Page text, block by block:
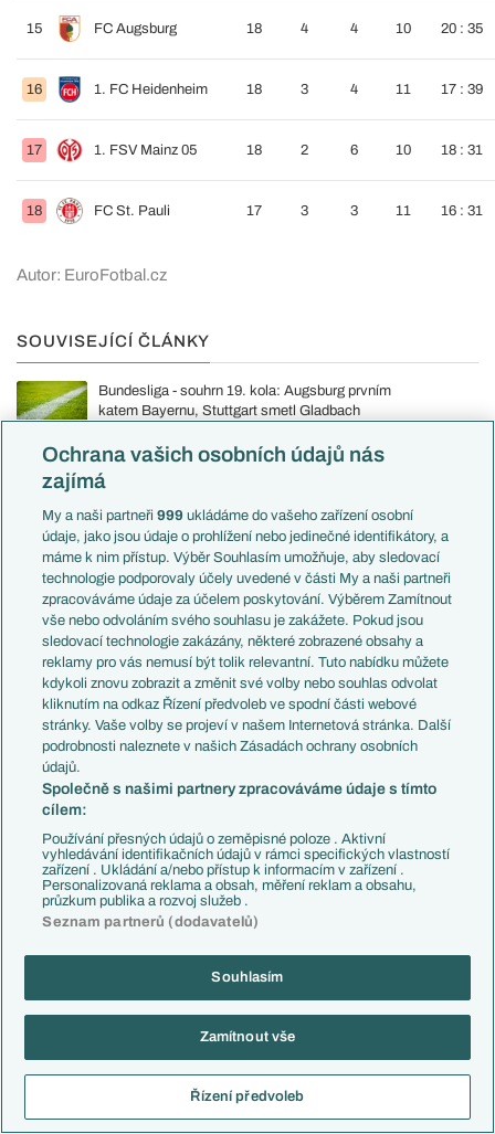
15 FC Augsburg 18 4 4 10 20 : 35
16 1. FC Heidenheim 18 3 4 11 17 : 39
17 1. FSV Mainz 05 18 2 6 10 18 : 31
18 FC St. Pauli 17 3 3 11 16 : 31
Autor: EuroFotbal.cz
SOUVISEJÍCÍ ČLÁNKY
Bundesliga - souhrn 19. kola: Augsburg prvním
katem Bayernu, Stuttgart smetl Gladbach
KOMENTÁŘE (13)
Rudnevs 23.01.2026 14:37
Je smutné, že jediný klub, ktorý má gule a status na to, doviesť
poriadnu zimnú posilu, hrá druhú ligu
Reagovat
vladino10 24.01.2026 17:27
Reagovat
Cotton 24.01.2026 17:03
Snad to ohlašování verdiktů do mikrofonu bude i na MS
Reagovat
Jardman 24.01.2026 17:07
Urbig pěkně, sem tam zachytá, noha dobra, ale že by to byla
nějaká opora se říci nedá
Ochrana vašich osobních údajů nás
zajímá
My a naši partneři999 ukládáme do vašeho zařízení osobní
údaje, jako jsou údaje o prohlížení nebo jedinečné identifikátory, a
máme k nim přístup. Výběr Souhlasím umožňuje, aby sledovací
technologie podporovaly účely uvedené v části My a naši partneři
zpracováváme údaje za účelem poskytování. Výběrem Zamítnout
vše nebo odvoláním svého souhlasu je zakážete. Pokud jsou
sledovací technologie zakázány, některé zobrazené obsahy a
reklamy pro vás nemusí být tolik relevantní. Tuto nabídku můžete
kdykoli znovu zobrazit a změnit své volby nebo souhlas odvolat
kliknutím na odkaz Řízení předvoleb ve spodní části webové
stránky. Vaše volby se projeví v našem Internetová stránka. Další
podrobnosti naleznete v našich Zásadách ochrany osobních
údajů.
Společně s našimi partnery zpracováváme údaje s tímto
cílem:
Používání přesných údajů o zeměpisné poloze . Aktivní
vyhledávání identifikačních údajů v rámci specifických vlastností
zařízení . Ukládání a/nebo přístup k informacím v zařízení .
Personalizovaná reklama a obsah, měření reklam a obsahu,
průzkum publika a rozvoj služeb .
Seznam partnerů (dodavatelů)
Souhlasím
Zamítnout vše
Řízení předvoleb